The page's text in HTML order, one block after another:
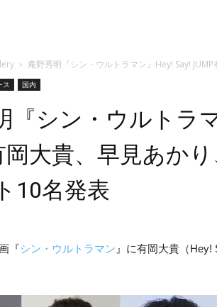
庵野秀明『シン・ウルトラマン』Hey! Say!
ス 国内
『シン・ウルトラ
岡大貴、早見あか
10名発表
『シン・ウルトラマン 』に有岡大貴（